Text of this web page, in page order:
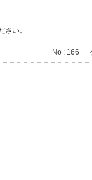
さい。
No : 166